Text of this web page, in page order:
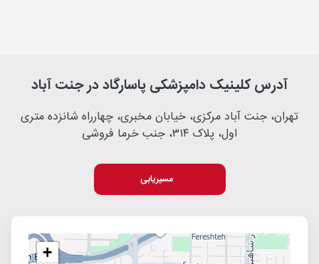
آدرس کلینیک دامپزشکی پاسارگاد در جنت آباد
تهران، جنت آباد مرکزی، خیابان مخبری، چهارراه شانزده متری
اول، پلاک ۳۱۴، جنب خرما فروشی
مسیریابی
+